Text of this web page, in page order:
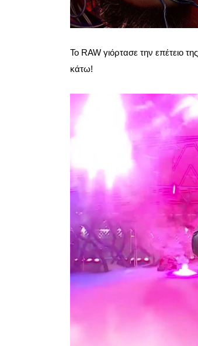
Το RAW γιόρτασε την επέτειο
κάτω!